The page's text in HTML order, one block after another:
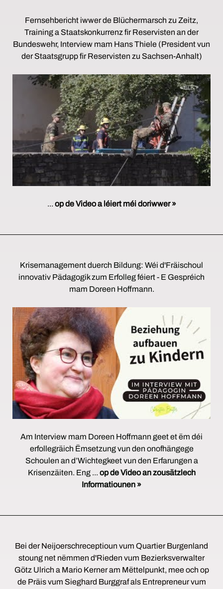
Fernsehbericht iwwer de Blüchermarsch zu Zeitz,
Training a Staatskonkurrenz fir Reservisten an der
Bundeswehr, Interview mam Hans Thiele (President vun
der Staatsgrupp fir Reservisten zu Sachsen-Anhalt)
... op de Video a léiert méi doriwwer »
Krisemanagement duerch Bildung: Wéi d'Fräischoul
innovativ Pädagogik zum Erfolleg féiert - E Gespréich
mam Doreen Hoffmann.
Am Interview mam Doreen Hoffmann geet et ëm déi
erfollegräich Ëmsetzung vun den onofhängege
Schoulen an d’Wichtegkeet vun den Erfarungen a
Krisenzäiten. Eng ... op de Video an zousätzlech
Informatiounen »
Bei der Neijoerschreceptioun vum Quartier Burgenland
stoung net nëmmen d'Rieden vum Bezierksverwalter
Götz Ulrich a Mario Kerner am Mëttelpunkt, mee och op
de Präis vum Sieghard Burggraf als Entrepreneur vum